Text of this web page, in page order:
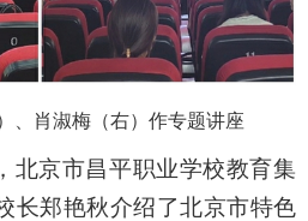
、 肖淑梅（右）作专题讲座
北京市昌平职业学校教育集
长郑艳秋介绍了北京市特色